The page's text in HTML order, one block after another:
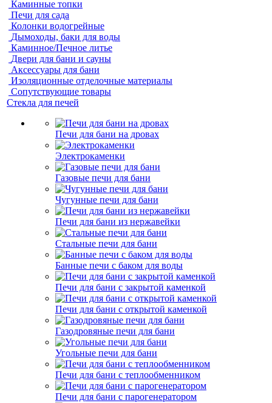
Каминные топки
Печи для сада
Колонки водогрейные
Дымоходы, баки для воды
Каминное/Печное литье
Двери для бани и сауны
Аксессуары для бани
Изоляционные отделочные материалы
Сопутствующие товары
Стекла для печей
Печи для бани на дровах
Электрокаменки
Газовые печи для бани
Чугунные печи для бани
Печи для бани из нержавейки
Стальные печи для бани
Банные печи с баком для воды
Печи для бани с закрытой каменкой
Печи для бани с открытой каменкой
Газодровяные печи для бани
Угольные печи для бани
Печи для бани с теплообменником
Печи для бани с парогенератором